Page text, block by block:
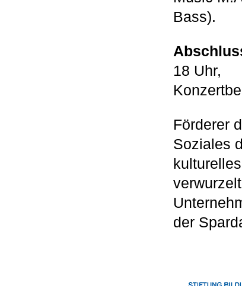
Bass).
18 Uhr,
Förderer
Soziales
der